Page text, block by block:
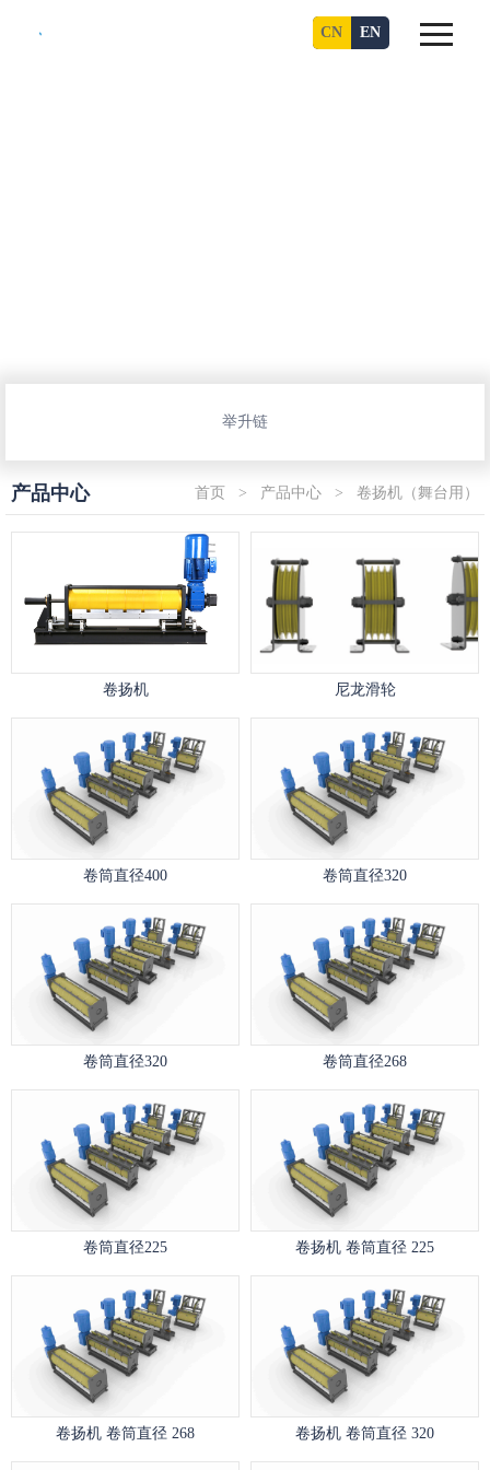
CN EN
举升链
产品中心 首页 > 产品中心 > 卷扬机（舞台用）
卷扬机 尼龙滑轮
卷筒直径400 卷筒直径320
卷筒直径320 卷筒直径268
卷筒直径225 卷扬机 卷筒直径 225
卷扬机 卷筒直径 268 卷扬机 卷筒直径 320